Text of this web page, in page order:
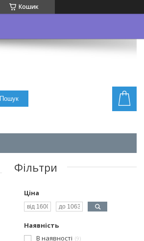
Кошик
Пошук
Фільтри
Ціна
Наявність
В наявності 9